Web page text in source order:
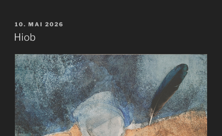
VERÖFFENTLICHT
AM
10. MAI 2026
Hiob